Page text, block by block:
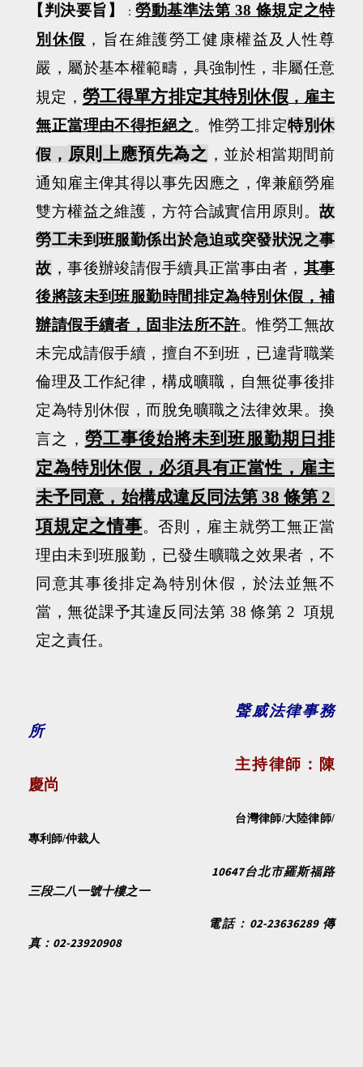
【 判決要旨 】 ：勞動基準法第 38 條規定之特
別休假 ，旨在維護勞工健康權益及人性尊
嚴，屬於基本權範疇，具強制性，非屬任意
規定， 勞工得單方排定其特別休假，雇主
無正當理由不得拒絕之。惟勞工排定特別休
假， 原則上應預先為之 ，並於相當期間前
通知雇主俾其得以事先因應之，俾兼顧勞雇
雙方權益之維護，方符合誠實信用原則。 故
勞工未到班服勤係出於急迫或突發狀況之事
故 ，事後辦竣請假手續具正當事由者， 其事
後將該未到班服勤時間排定為特別休假，補
辦請假手續者，固非法所不許。惟勞工無故
未完成請假手續，擅自不到班，已違背職業
倫理及工作紀律，構成曠職，自無從事後排
定為特別休假，而脫免曠職之法律效果。換
言之， 勞工事後始將未到班服勤期日排
定為特別休假，必須具有正當性，雇主
未予同意，始構成違反同法第38 條第2
項規定之情事。否則，雇主就勞工無正當
理由未到班服勤，已發生曠職之效果者，不
同意其事後排定為特別休假，於法並無不
當，無從課予其違反同法第 38條第 2 項規
定之責任。
聲威法律事務
所
主持律師：陳
慶尚
台灣律師/大陸律師/
專利師/仲裁人
10647台北市羅斯福路
三段二八一號十樓之一
電話： 02-23636289 傳
真： 02-23920908